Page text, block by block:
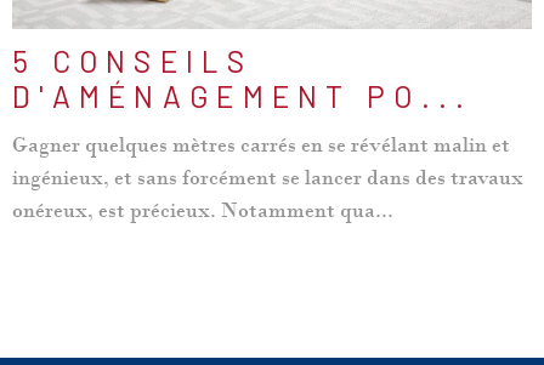
5 CONSEILS
D'AMÉNAGEMENT PO...
Gagner quelques mètres carrés en se révélant malin et
ingénieux, et sans forcément se lancer dans des travaux
onéreux, est précieux. Notamment qua...